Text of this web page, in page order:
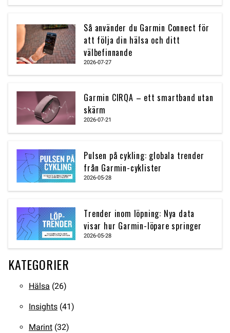
Så använder du Garmin Connect för
att följa din hälsa och ditt
välbefinnande
2026-07-27
Garmin CIRQA – ett smartband utan
skärm
2026-07-21
Pulsen på cykling: globala trender
från Garmin-cyklister
2026-05-28
Trender inom löpning: Nya data
visar hur Garmin-löpare springer
2026-05-28
KATEGORIER
Hälsa (26)
Insights (41)
Marint (32)